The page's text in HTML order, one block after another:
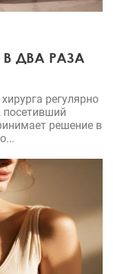
ДВА РАЗА
регулярно
посетивший
решение в